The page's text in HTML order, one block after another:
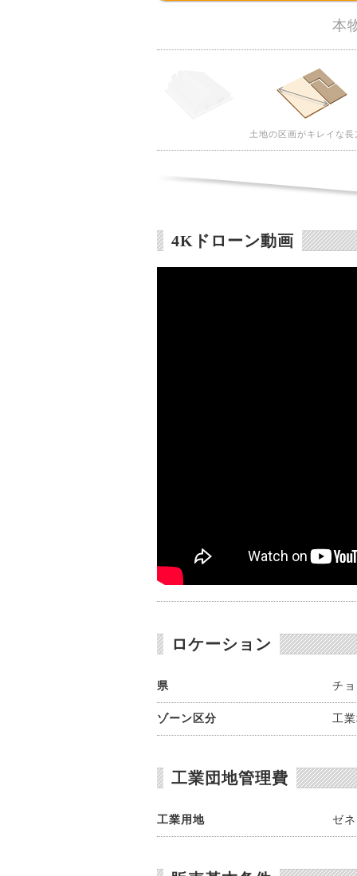
本
土地の区画がキレイな長
4Kドローン動画
ロケーション
県 チ
ゾーン区分 工
工業団地管理費
工業用地 ゼ